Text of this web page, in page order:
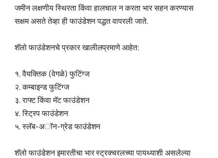
जमीन लक्षणीय स्थिरता किंवा हालचाल न करता भार सहन करण्यास
सक्षम असते तेव्हा ही फाउंडेशन पद्धत वापरली जाते.
शॅलो फाउंडेशनचे प्रकार खालीलप्रमाणे आहेत:
१. वैयक्तिक (वेगळे) फुटिंग्ज
२. कम्बाइन्ड फुटिंग्ज
३. राफ्ट किंवा मॅट फाउंडेशन
४. स्ट्रिप फाउंडेशन
५. स्लॅब-अॉन-ग्रेड फाउंडेशन
शॅलो फाउंडेशन इमारतीचा भार स्ट्रक्चरलच्या पायथ्याशी असलेल्या